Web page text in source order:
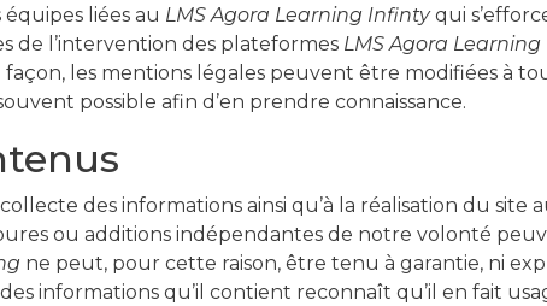
liées au LMS Agora Learning Infintyqui
de l’intervention des plateformes LMS Agora
les mentions légales peuvent être modifiées à
possible afin d’en prendre connaissance.
des informations ainsi qu’à la réalisation du
ou additions indépendantes de notre volonté
ne peut, pour cette raison, être tenu à garantie, ni
informations qu’il contient reconnaît qu’il en fait